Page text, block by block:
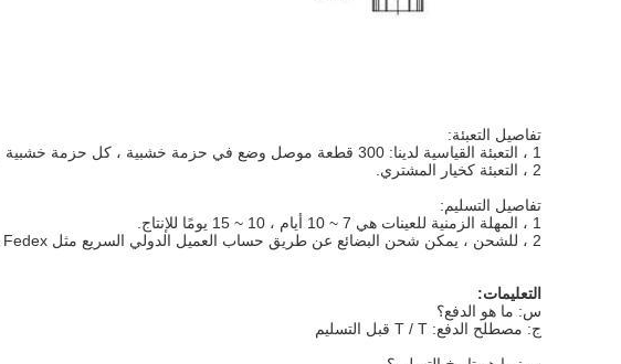
تفاصيل التعبئة:
1 ، التعبئة القياسية لدينا: 300 قطعة موصل وضع في حزمة خشبية ، كل حزمة خشبية مع ملصق.
2 ، التعبئة كخيار المشتري.
تفاصيل التسليم:
1 ، المهلة الزمنية للعينات هي 7 ~ 10 أيام ، 10 ~ 15 يومًا للإنتاج.
2 ، للشحن ، يمكن شحن البضائع عن طريق حساب العميل الدولي السريع مثل DHL ، TNT ، UPS ، Fedex ، أو الشحن عن طريق وكيل الشحن لدينا.
التعليمات:
س: ما هو الدفع؟
ج: مصطلح الدفع: T / T قبل التسليم